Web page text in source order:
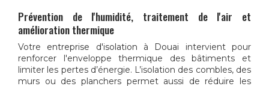
Prévention de l'humidité, traitement de l'air et
amélioration thermique
Votre entreprise d'isolation à Douai intervient pour
renforcer l'enveloppe thermique des bâtiments et
limiter les pertes d’énergie. L’isolation des combles, des
murs ou des planchers permet aussi de réduire les